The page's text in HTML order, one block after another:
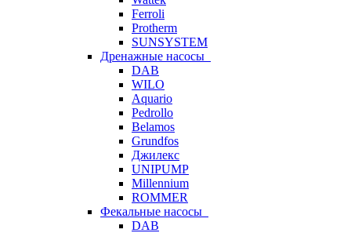
Ferroli
Protherm
SUNSYSTEM
Дренажные насосы
DAB
WILO
Aquario
Pedrollo
Belamos
Grundfos
Джилекс
UNIPUMP
Millennium
ROMMER
Фекальные насосы
DAB